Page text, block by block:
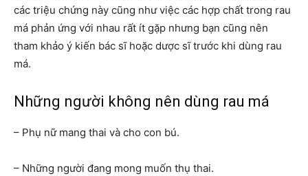
các triệu chứng này cũng như việc các hợp chất trong rau
má phản ứng với nhau rất ít gặp nhưng bạn cũng nên
tham khảo ý kiến bác sĩ hoặc dược sĩ trước khi dùng rau
má.
Những người không nên dùng rau má
– Phụ nữ mang thai và cho con bú.
– Những người đang mong muốn thụ thai.